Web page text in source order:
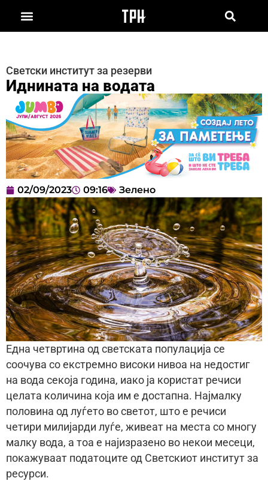
Светски институт за резерви
Иднината на водата
02/09/2023 09:16 Зелено
Една четвртина од светската популација се
соочува со екстремно високи нивоа на недостиг
на вода секоја година, иако ја користат речиси
целата количина која им е достапна. Најмалку
половина од луѓето во светот, што е речиси
четири милијарди луѓе, живеат на места со многу
малку вода, а тоа е најизразено во некои месеци,
покажуваат податоците од Светскиот институт за
ресурси.